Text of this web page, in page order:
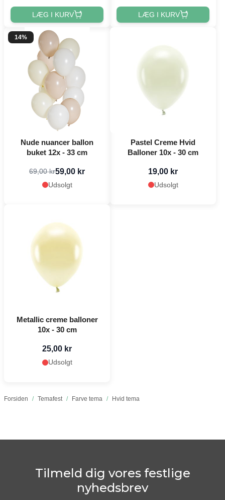
Forsiden / Temafest / Farve tema / Hvid tema
LÆG I KURV LÆG I KURV
14%
Nude nuancer ballon
buket 12x - 33 cm
69,00 kr59,00 kr
Udsolgt
Pastel Creme Hvid
Balloner 10x - 30 cm
19,00 kr
Udsolgt
Metallic creme balloner
10x - 30 cm
25,00 kr
Udsolgt
Tilmeld dig vores festlige
nyhedsbrev